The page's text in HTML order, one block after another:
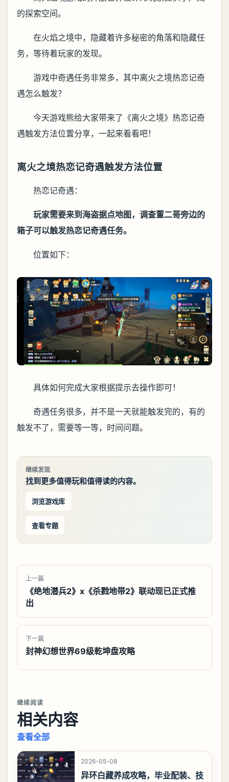
的探索空间。
在火焰之境中，隐藏着许多秘密的角落和隐藏任
务，等待着玩家的发现。
游戏中奇遇任务非常多，其中离火之境热恋记奇
遇怎么触发？
今天游戏熊给大家带来了《离火之境》热恋记奇
遇触发方法位置分享，一起来看看吧！
离火之境热恋记奇遇触发方法位置
热恋记奇遇：
玩家需要来到海盗据点地图，调查董二哥旁边的
箱子可以触发热恋记奇遇任务‌。
位置如下：
具体如何完成大家根据提示去操作即可！
奇遇任务很多，并不是一天就能触发完的，有的
触发不了，需要等一等，时间问题。
继续发现
找到更多值得玩和值得读的内容。
浏览游戏库
查看专题
上一篇
《绝地潜兵2》x《杀戮地带2》联动现已正式推
出
下一篇
封神幻想世界69级乾坤盘攻略
继续阅读
相关内容
查看全部
2026-05-08
异环白藏养成攻略，毕业配装、技